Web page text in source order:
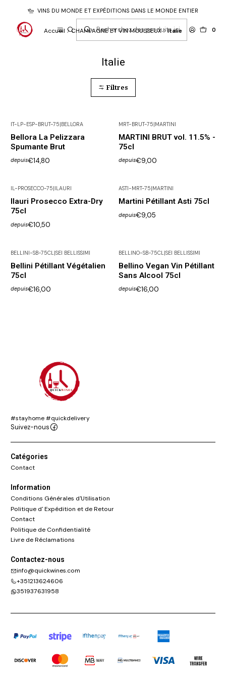
0
VINS DU MONDE ET EXPÉDITIONS DANS LE MONDE ENTIER
Accueil CHAMPAGNE ET VIN MOUSSEUX Italie
Italie
Filtres
IT-LP-ESP-BRUT-75|BELLORA
Bellora La Pelizzara
Spumante Brut
depuis€14,80
MRT-BRUT-75|MARTINI
MARTINI BRUT vol. 11.5% -
75cl
depuis€9,00
IL-PROSECCO-75 ILAURI
Ilauri Prosecco Extra-Dry
75cl
depuis€10,50
ASTI-MRT-75 MARTINI
Martini Pétillant Asti 75cl
depuis€9,05
BELLINI-SB-75CL|SEI BELLISSIMI
Bellini Pétillant Végétalien
75cl
depuis€16,00
BELLINO-SB-75CL|SEI BELLISSIMI
Bellino Vegan Vin Pétillant
Sans Alcool 75cl
depuis€16,00
#stayhome #quickdelivery
Suivez-nous
Catégories
Contact
Information
Conditions Générales d'Utilisation
Politique d' Expédition et de Retour
Contact
Politique de Confidentialité
Livre de Réclamations
Contactez-nous
info@quickwines.com
+351213624606
351937631958